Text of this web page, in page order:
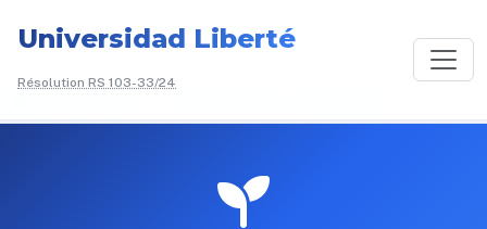
Universidad Liberté
Résolution RS 103-33/24